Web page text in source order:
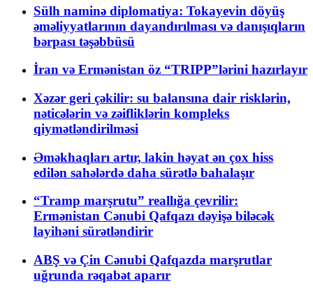
Sülh naminə diplomatiya: Tokayevin döyüş
əməliyyatlarının dayandırılması və danışıqların
bərpası təşəbbüsü
İran və Ermənistan öz “TRIPP”lərini hazırlayır
Xəzər geri çəkilir: su balansına dair risklərin,
nəticələrin və zəifliklərin kompleks
qiymətləndirilməsi
Əməkhaqları artır, lakin həyat ən çox hiss
edilən sahələrdə daha sürətlə bahalaşır
“Tramp marşrutu” reallığa çevrilir:
Ermənistan Cənubi Qafqazı dəyişə biləcək
layihəni sürətləndirir
ABŞ və Çin Cənubi Qafqazda marşrutlar
uğrunda rəqabət aparır